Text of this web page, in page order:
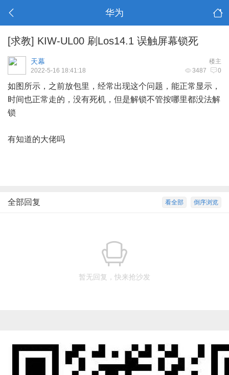
华为
[求教] KIW-UL00 刷Los14.1 误触屏幕锁死
楼主
天幕
3487 0
2022-5-16 18:41:18
如图所示，之前放包里，经常出现这个问题，能正常显示，
时间也正常走的，没有死机，但是解锁不管按哪里都没法解
锁
有知道的大佬吗
倒序浏览
看全部
全部回复
暂无回复，快来抢沙发